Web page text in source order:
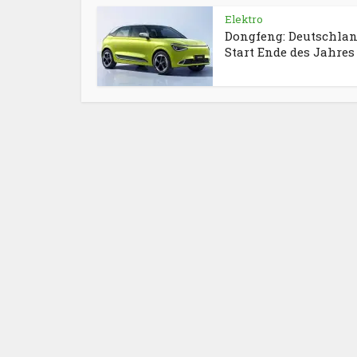
Elektro
Dongfeng:
Start Ende des Jahres